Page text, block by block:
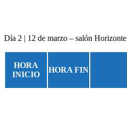
Día 2 | 12 de marzo – salón Horizonte
HORA
INICIO
HORA FIN